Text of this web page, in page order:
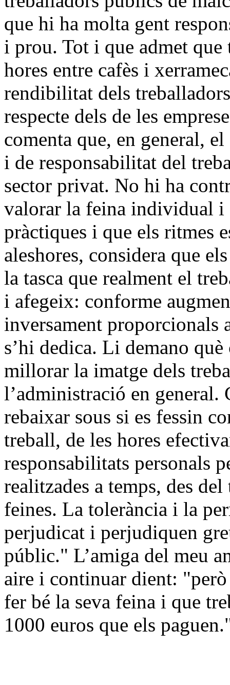
que hi ha molta gent
i prou. Tot i que admet que
hores entre cafès i
rendibilitat dels
respecte dels de les
comenta que, en general,
i de responsabilitat del
sector privat. No hi ha
valorar la feina individual i
pràctiques i que els ritmes
aleshores, considera que
la tasca que realment el
i afegeix: conforme
inversament proporcionals
s’hi dedica. Li demano
millorar la imatge dels
l’administració en
rebaixar sous si es fessin
treball, de les hores
responsabilitats personals
realitzades a temps, des
feines. La tolerància i la
perjudicat i perjudiquen
públic." L’amiga del meu
aire i continuar dient:
fer bé la seva feina i que
1000 euros que els